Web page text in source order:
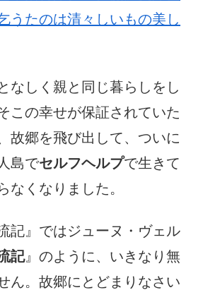
うたのは清々しいもの美し
なしく親と同じ暮らしをし
この幸せが保証されていた
故郷を飛び出して、ついに
島でセルフヘルプで生きて
なくなりました。
記』ではジューヌ・ヴェル
記』のように、いきなり無
ん。故郷にとどまりなさい